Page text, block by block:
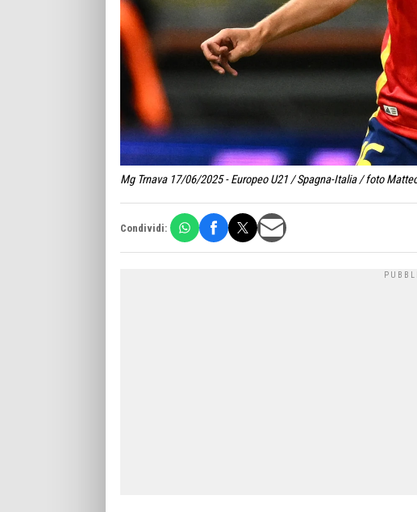
Mg Trnava 17/06/2025 - Europeo U21 / Spagna-Italia / foto
Condividi: